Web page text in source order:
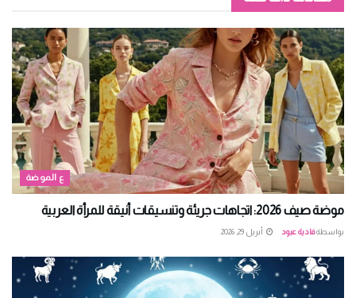
ع الموضة
موضة صيف 2026: اتجاهات جريئة وتنسيقات أنيقة للمرأة العربية
بواسطةفادية عبود أبريل 29, 2026